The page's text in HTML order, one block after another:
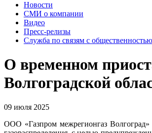
Новости
СМИ о компании
Видео
Пресс-релизы
Служба по связям с
О временном
Волгоградской
09 июля 2025
ООО «Газпром межрегионгаз Волгоград»